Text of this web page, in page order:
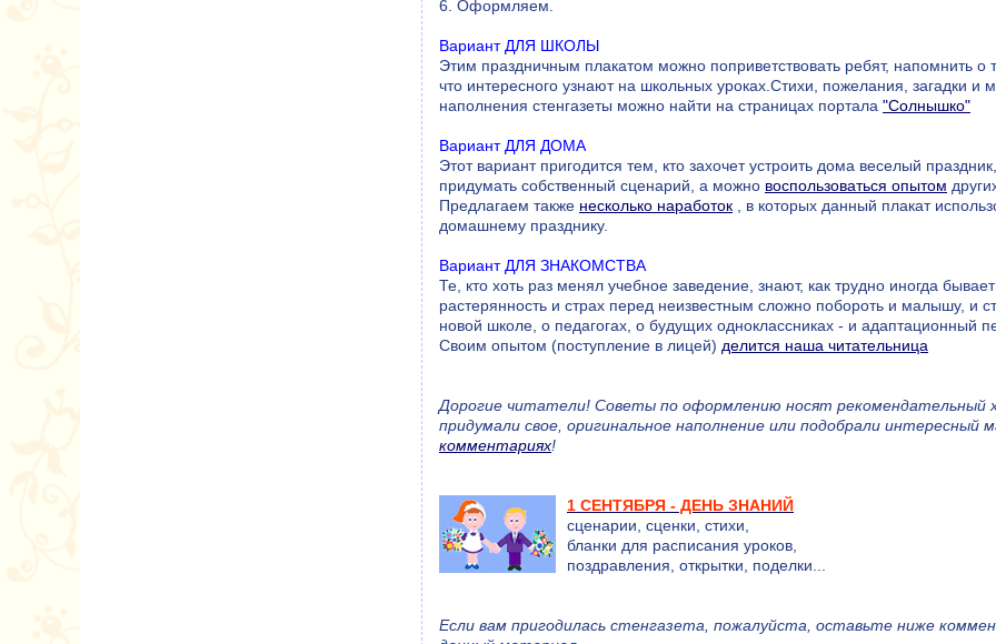
6. Оформляем.
Вариант ДЛЯ ШКОЛЫ
Этим праздничным плакатом можно поприветствовать ребят, напомнить о
что интересного узнают на школьных уроках.Стихи, пожелания, загадки и
наполнения стенгазеты можно найти на страницах портала "Солнышко"
Вариант ДЛЯ ДОМА
Этот вариант пригодится тем, кто захочет устроить дома веселый
придумать собственный сценарий, а можно воспользоваться опытом
Предлагаем также несколько наработок , в которых данный плакат
домашнему празднику.
Вариант ДЛЯ ЗНАКОМСТВА
Те, кто хоть раз менял учебное заведение, знают, как трудно иногда
растерянность и страх перед неизвестным сложно побороть и малышу, и
новой школе, о педагогах, о будущих одноклассниках - и адаптационный
Своим опытом (поступление в лицей) делится наша читательница
Дорогие читатели! Cоветы по оформлению носят рекомендательный
придумали свое, оригинальное наполнение или подобрали
комментариях!
1 СЕНТЯБРЯ - ДЕНЬ ЗНАНИЙ
сценарии, сценки, стихи,
бланки для расписания уроков,
поздравления, открытки, поделки...
Если вам пригодилась стенгазета, пожалуйста, оставьте ниже